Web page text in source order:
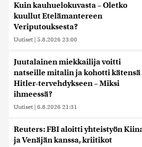
Kuin kauhuelokuvasta – Oletko
kuullut Etelämantereen
Veriputouksesta?
Uutiset | 5.8.2026 23:00
Juutalainen miekkailija voitti
natseille mitalin ja kohotti kätensä
Hitler-tervehdykseen – Miksi
ihmeessä?
Uutiset | 6.8.2026 21:31
Reuters: FBI aloitti yhteistyön
ja Venäjän kanssa, kriitikot